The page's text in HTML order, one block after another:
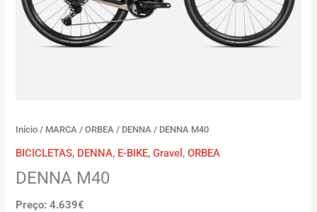
Início / MARCA /ORBEA / DENNA / DENNA M40
BICICLETAS, DENNA, E-BIKE,Gravel ,ORBEA
DENNA M40
Preço: 4.639€